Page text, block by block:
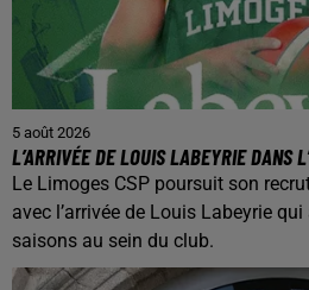
5 août 2026
L’ARRIVÉE DE LOUIS LABEYRIE DANS
Le Limoges CSP poursuit son
avec l’arrivée de Louis Labeyrie
saisons au sein du club.